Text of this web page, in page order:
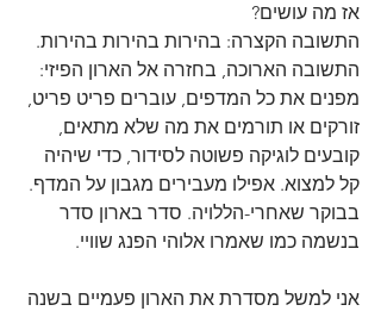
אז מה עושים?
התשובה הקצרה: בהירות בהירות בהירות.
התשובה הארוכה, בחזרה אל הארון הפיזי:
מפנים את כל המדפים, עוברים פריט פריט,
זורקים או תורמים את מה שלא מתאים,
קובעים לוגיקה פשוטה לסידור, כדי שיהיה
קל למצוא. אפילו מעבירים מגבון על המדף.
בבוקר שאחרי-הללויה. סדר בארון סדר
בנשמה כמו שאמרו אלוהי הפנג שוויי.
אני למשל מסדרת את הארון פעמיים בשנה